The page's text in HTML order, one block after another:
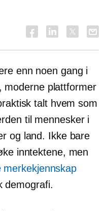
enn noen gang i
moderne plattformer
talt hvem som
til mennesker i
og land. Ikke bare
inntektene, men
merkekjennskap
demografi.